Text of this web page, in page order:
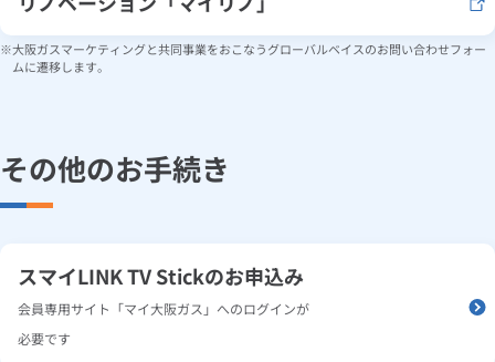
大阪ガスマーケティングと共同事業をおこなうグローバルベイスのお問い合わせフォー
ムに遷移します。
その他のお手続き
スマイLINK TV Stickのお申込み
会員専用サイト「マイ大阪ガス」へのログインが
必要です